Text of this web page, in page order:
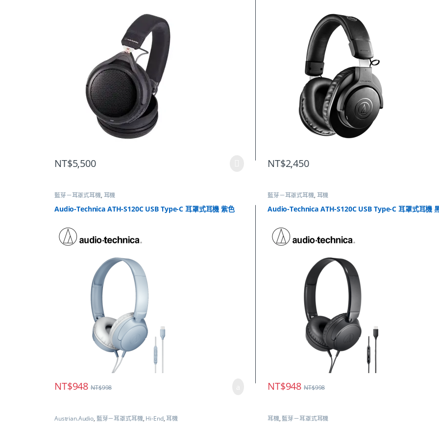
NT$5,500 NT$2,450
藍芽－耳罩式耳機, 耳機
Audio-Technica ATH-S120C USB Type-C 耳罩式耳機 紫色
NT$948 NT$998
藍芽－耳罩式耳機, 耳機
Audio-Technica ATH-S120C USB Type-C 耳罩式耳機
NT$948 NT$998
Austrian.Audio, 藍芽－耳罩式耳機, Hi-End,耳機 耳機,藍芽－耳罩式耳機